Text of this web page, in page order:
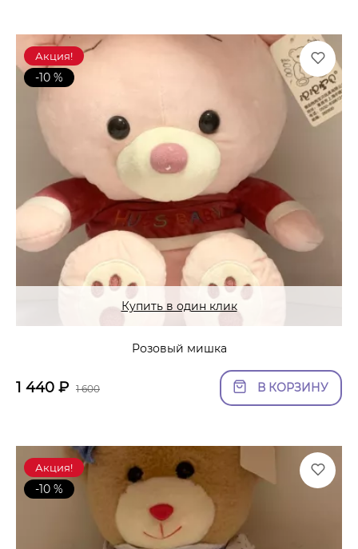
Акция!
-10 %
Купить в один клик
Розовый мишка
1 440 ₽ 1 600 В КОРЗИНУ
Акция!
-10 %